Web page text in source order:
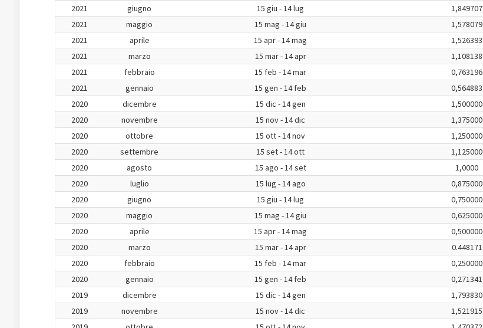
2021
giugno 15 giu - 14 lug
1,849707
2021
maggio 15 mag - 14 giu
1,578079
2021
aprile 15 apr - 14 mag
1,526393
2021
marzo 15 mar - 14 apr
1,108138
2021
febbraio 15 feb - 14 mar
0,763196
2021
gennaio 15 gen - 14 feb
0,564883
2020
dicembre 15 dic - 14 gen
1,500000
2020
novembre 15 nov - 14 dic
1,375000
2020
ottobre 15 ott - 14 nov
1,250000
2020
settembre 15 set - 14 ott
1,125000
2020
agosto 15 ago - 14 set
1,0000
2020
luglio 15 lug - 14 ago
0,875000
2020
giugno 15 giu - 14 lug
0,750000
2020
maggio 15 mag - 14 giu
0,625000
2020
aprile 15 apr - 14 mag
0,500000
2020
marzo 15 mar - 14 apr
0.448171
2020
febbraio 15 feb - 14 mar
0,250000
2020
gennaio 15 gen - 14 feb
0,271341
2019
dicembre 15 dic - 14 gen
1,793830
2019
novembre 15 nov - 14 dic
1,521915